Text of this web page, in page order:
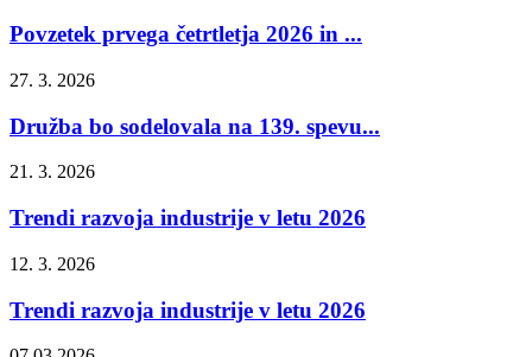
Povzetek prvega četrtletja 2026 in ...
27. 3. 2026
Družba bo sodelovala na 139. spevu...
21. 3. 2026
Trendi razvoja industrije v letu 2026
12. 3. 2026
Trendi razvoja industrije v letu 2026